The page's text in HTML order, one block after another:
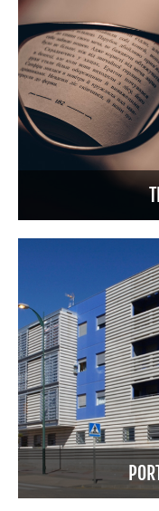
Portal del inquilino